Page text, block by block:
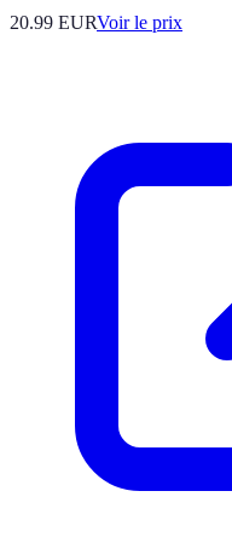
20.99 EURVoir le prix